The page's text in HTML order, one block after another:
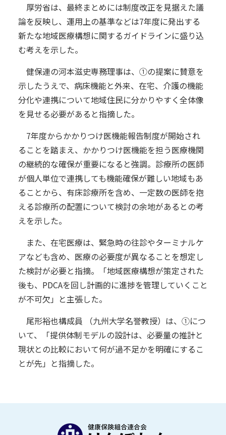
厚労省は、最終まとめには制度改正を見据えた議
論を反映し、運用上の基準などは7年度に発出する
新たな地域医療構想に関するガイドラインに盛り込
む考えを示した。
健保連の河本滋史専務理事は、①の提案に賛意を
示したうえで、病床機能と外来、在宅、介護の機能
分化や連携について地域住民に分かりやすく全体像
を見せる必要があると指摘した。
7年度からかかりつけ医機能報告制度が開始され
ることを踏まえ、かかりつけ医機能を担う医療機関
の継続的な確保が重要になると強調。診療所の医師
が個人単位で連携しても機能確保が難しい地域もあ
ることから、有床診療所を含め、一定数の医師を抱
える診療所の配置について検討の余地があるとの考
えを示した。
また、在宅医療は、緊急時の往診やターミナルケ
アなども含め、医療の必要度が異なることを想定し
た検討が必要と指摘。「地域医療構想が策定された
後も、PDCAを回し計画的に進捗を管理していくこと
が不可欠」と主張した。
尾形裕也構成員 （九州大学名誉教授）は、①につ
いて、「提供体制モデルの設計は、必要量の推計と
現状との比較において何が過不足かを明確にするこ
とが先」と指摘した。